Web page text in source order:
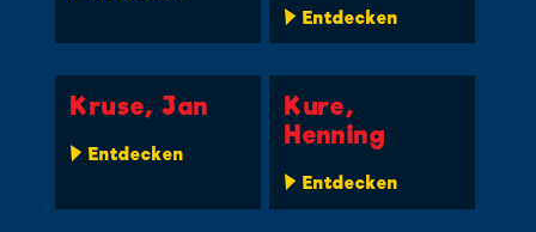
Entdecken
Kruse, Jan
Entdecken
Kure,
Henning
Entdecken